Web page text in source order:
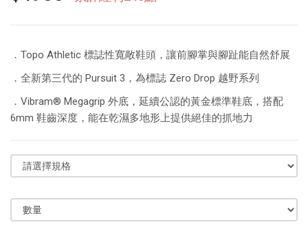
．Topo Athletic 標誌性寬敞鞋頭，讓前腳掌與腳趾能自然舒展
．全新第三代的 Pursuit 3，為標誌 Zero Drop 越野系列
．Vibram® Megagrip 外底，延續公認的黃金標準鞋底，搭配
6mm 鞋齒深度，能在乾濕多地形上提供絕佳的抓地力